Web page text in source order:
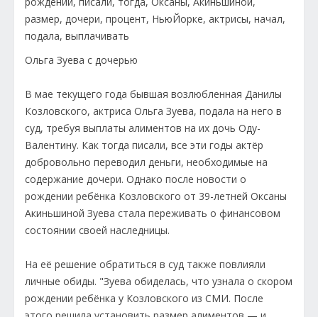
Ольга Зуева с дочерью
В мае текущего года бывшая возлюбленная Данилы
Козловского, актриса Ольга Зуева, подала на него в
суд, требуя выплаты алиментов на их дочь Оду-
Валентину. Как тогда писали, все эти годы актёр
добровольно переводил деньги, необходимые на
содержание дочери. Однако после новости о
рождении ребёнка Козловского от 39-летней Оксаны
Акиньшиной Зуева стала переживать о финансовом
состоянии своей наследницы.
На её решение обратиться в суд также повлияли
личные обиды. "Зуева обиделась, что узнала о скором
рождении ребёнка у Козловского из СМИ. После